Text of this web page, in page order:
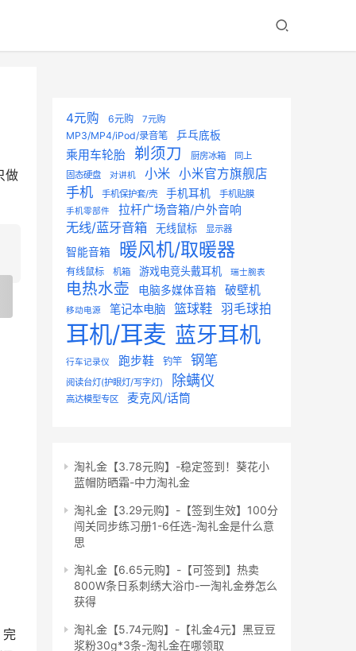
做
完
4元购 6元购 7元购
MP3/MP4/iPod/录音笔 乒乓底板
乘用车轮胎 剃须刀 厨房冰箱
同上
固态硬盘
对讲机 小米 小米官方旗舰店
手机 手机保护套/壳 手机耳机 手机贴膜
手机零部件 拉杆广场音箱/户外音响
无线/蓝牙音箱 无线鼠标 显示器
智能音箱 暖风机/取暖器
有线鼠标 机箱 游戏电竞头戴耳机 瑞士腕表
电热水壶 电脑多媒体音箱 破壁机
移动电源 笔记本电脑 篮球鞋 羽毛球拍
耳机/耳麦 蓝牙耳机
行车记录仪 跑步鞋 钓竿 钢笔
阅读台灯(护眼灯/写字灯) 除螨仪
高达模型专区 麦克风/话筒
淘礼金【3.78元购】-稳定签到！葵花小
蓝帽防晒霜-中力淘礼金
淘礼金【3.29元购】-【签到生效】100分
闯关同步练习册1-6任选-淘礼金是什么意
思
淘礼金【6.65元购】-【可签到】热卖
800W条日系刺绣大浴巾-一淘礼金券怎么
获得
淘礼金【5.74元购】-【礼金4元】黑豆豆
浆粉30g*3条-淘礼金在哪领取